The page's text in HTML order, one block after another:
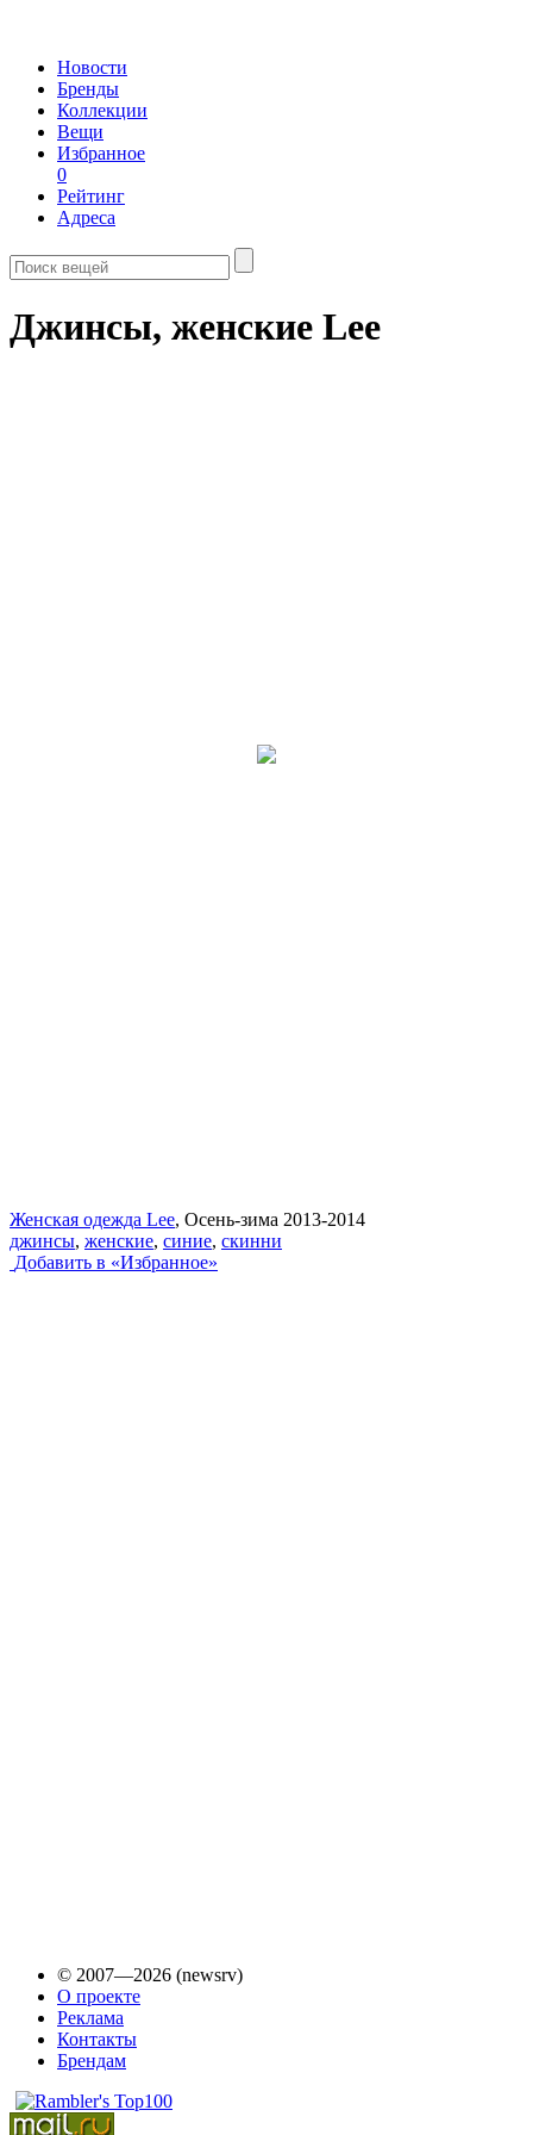
Новости
Бренды
Коллекции
Вещи
Избранное
0
Рейтинг
Адреса
Джинсы, женские Lee
Женская одежда Lee, Осень-зима 2013-2014
джинсы, женские, синие, скинни
Добавить в «Избранное»
© 2007—2026 (newsrv)
О проекте
Реклама
Контакты
Брендам